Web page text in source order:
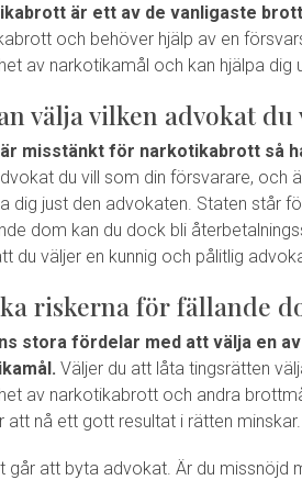
är ett av de vanligaste
och behöver hjälp av en
av narkotikamål och kan hjälpa dig
välja vilken advokat du
är misstänkt för narkotikabrott så
du vill som din försvarare,
dig just den advokaten. Staten står
dom kan du dock bli
du väljer en kunnig och pålitlig
riskerna för fällande
stora fördelar med att välja en
Väljer du att låta tingsrätten
av narkotikabrott och andra
att nå ett gott resultat i rätten minskar.
går att byta advokat. Är du